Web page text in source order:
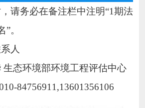
请务必在备注栏中注明“1期法
”。
人
生态环境部环境工程评估中心
84756911,13601356106